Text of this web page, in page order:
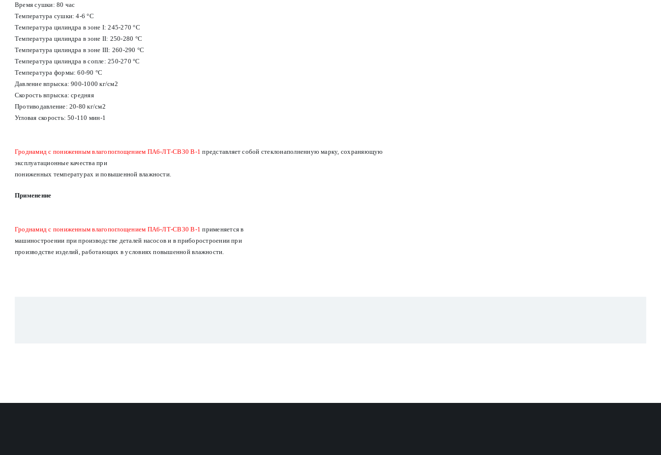
Время сушки: 80 час
Температура сушки: 4-6 °С
Температура цилиндра в зоне I: 245-270 °С
Температура цилиндра в зоне II: 250-280 °С
Температура цилиндра в зоне III: 260-290 °С
Температура цилиндра в сопле: 250-270 °С
Температура формы: 60-90 °С
Давление впрыска: 900-1000 кг/см2
Скорость впрыска: средняя
Противодавление: 20-80 кг/см2
Угловая скорость: 50-110 мин-1
Гроднамид с пониженным влагопоглощением ПА6-ЛТ-СВ30 В-1 представляет собой стеклонаполненную марку, сохраняющую
эксплуатационные качества при
пониженных температурах и повышенной влажности.
Применение
Гроднамид с пониженным влагопоглощением ПА6-ЛТ-СВ30 В-1 применяется в
машиностроении при производстве деталей насосов и в приборостроении при
производстве изделий, работающих в условиях повышенной влажности.